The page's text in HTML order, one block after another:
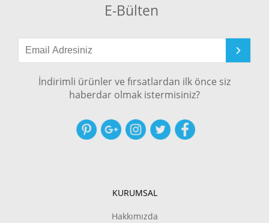
E-Bülten
İndirimli ürünler ve fırsatlardan ilk önce siz
haberdar olmak istermisiniz?
KURUMSAL
Hakkımızda